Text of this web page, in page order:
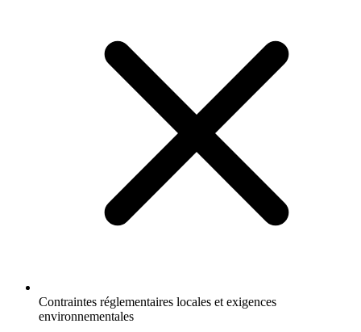
Contraintes réglementaires locales et exigences
environnementales